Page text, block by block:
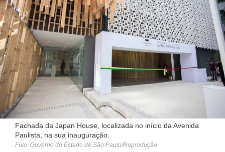
Fachada da Japan House, localizada no início da Avenida
Paulista, na sua inauguração.
Foto: Governo do Estado de São Paulo/Reprodução